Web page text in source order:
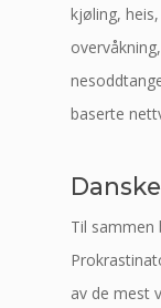
kjøling,
baserte
Til sammen
av de mest